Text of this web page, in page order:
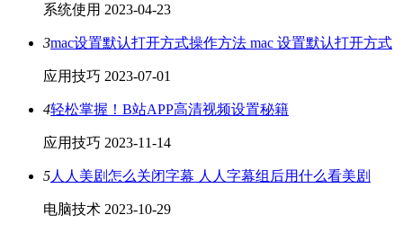
系统使用 2023-04-23
3mac设置默认打开方式操作方法 mac 设置默认打开方式
应用技巧 2023-07-01
4轻松掌握！B站APP高清视频设置秘籍
应用技巧 2023-11-14
5人人美剧怎么关闭字幕 人人字幕组后用什么看美剧
电脑技术 2023-10-29